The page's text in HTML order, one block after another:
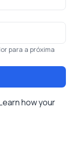
para a próxima
how your